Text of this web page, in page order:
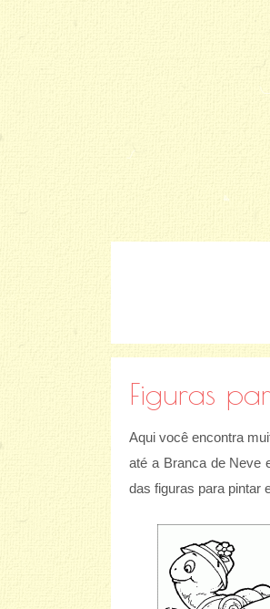
Figuras
Aqui você encontra
até a Branca de Neve
das figuras para pintar